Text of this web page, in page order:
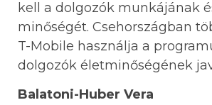
kell a dolgozók munkájának
minőségét. Csehországban
T-Mobile használja a
dolgozók életminőségének
Balatoni-Huber Vera